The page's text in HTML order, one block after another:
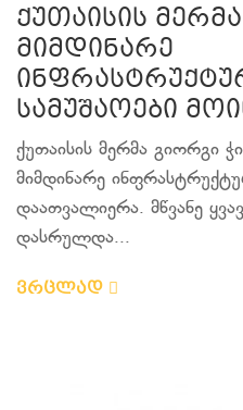
ქუთაისის
მიმდინარე
სამუშაოები
ქუთაისის მერმა გიორგი
მიმდინარე
დაათვალიერა. მწვანე
დასრულდა...
ვრცლად